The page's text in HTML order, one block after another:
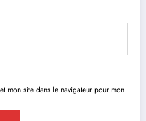
mon site dans le navigateur pour mon